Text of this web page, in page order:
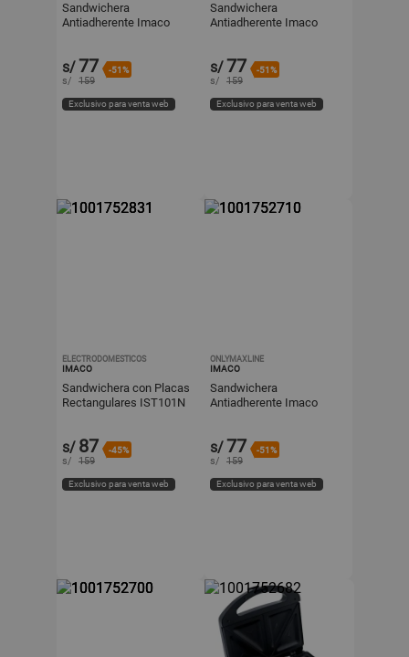
Sandwichera
Antiadherente Imaco
s/77 -51%
s/ 159
Exclusivo para venta web
Sandwichera
Antiadherente Imaco
s/77 -51%
s/ 159
Exclusivo para venta web
ELECTRODOMESTICOS
IMACO
Sandwichera con Placas
Rectangulares IST101N
s/ 87 -45%
s/ 159
Exclusivo para venta web
ONLYMAXLINE
IMACO
Sandwichera
Antiadherente Imaco
s/77 -51%
s/ 159
Exclusivo para venta web